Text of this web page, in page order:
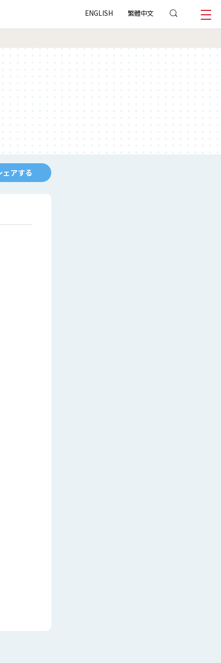
ENGLISH 繁體中文
ェアする